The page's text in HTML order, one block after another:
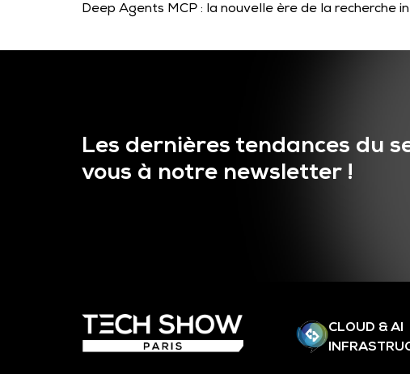
Deep Agents MCP : la nouvelle ère de la recherche
Les dernières tendances du
vous à notre newsletter !
CLOUD & AI